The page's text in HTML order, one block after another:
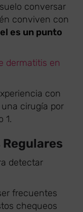
conversar
conviven con
es un punto
dermatitis en
con
cirugía por
1.
detectar
frecuentes
chequeos